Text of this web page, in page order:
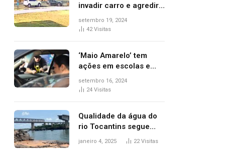
invadir carro e agredir
delegado aposentado
durante confusão no
setembro 19, 2024
42Visitas
‘Maio Amarelo’ tem
ações em escolas e
ruas para prevenir
acidentes no trânsito
setembro 16, 2024
24 Visitas
Qualidade da água do
rio Tocantins segue
sem indicar alterações
janeiro 4, 2025 22Visitas